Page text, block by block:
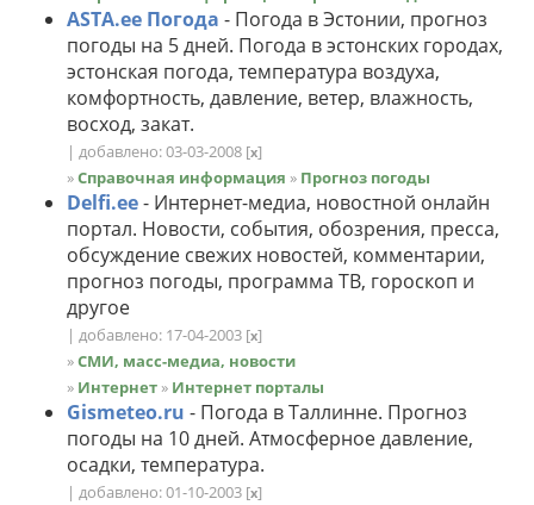
ASTA.ee Погода - Погода в Эстонии, прогноз
погоды на 5 дней. Погода в эстонских городах,
эстонская погода, температура воздуха,
комфортность, давление, ветер, влажность,
восход, закат.
| добавлено: 03-03-2008 [x]
»Справочная информация » Прогноз погоды
Delfi.ee- Интернет-медиа, новостной онлайн
портал. Новости, события, обозрения, пресса,
обсуждение свежих новостей, комментарии,
прогноз погоды, программа ТВ, гороскоп и
другое
| добавлено: 17-04-2003 [x]
»СМИ, масс-медиа, новости
» Интернет » Интернет порталы
Gismeteo.ru - Погода в Таллинне. Прогноз
погоды на 10 дней. Атмосферное давление,
осадки, температура.
| добавлено: 01-10-2003 [x]